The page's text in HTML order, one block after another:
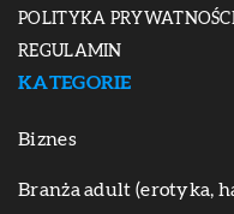
POLITYKA
REGULAMIN
KATEGORIE
Biznes
Branża adult (erotyka,